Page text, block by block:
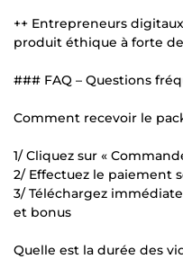
++ Entrepreneurs
produit éthique à forte
### FAQ – Questions
Comment recevoir le
1/ Cliquez sur «
2/ Effectuez le paiement
3/ Téléchargez
et bonus
Quelle est la durée des